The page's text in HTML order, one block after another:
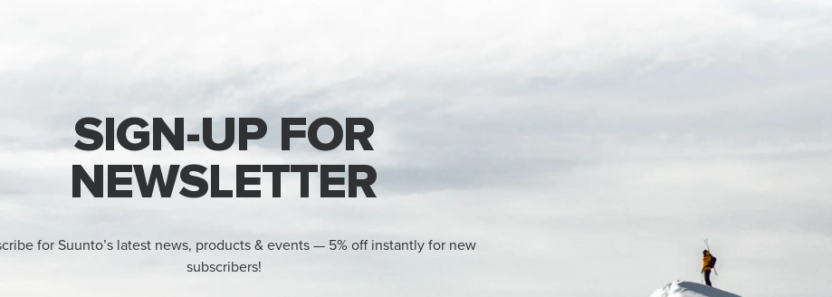
SIGN-UP FOR
NEWSLETTER
for Suunto’s latest news, products & events — 5% off instantly for new
subscribers!